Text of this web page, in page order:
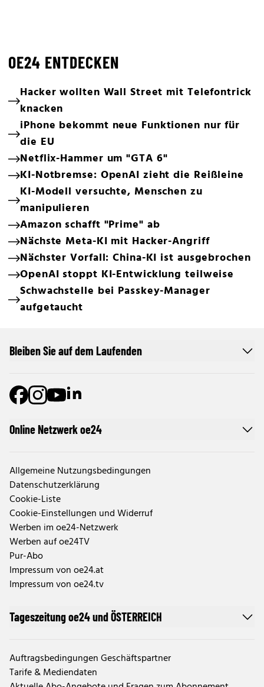
OE24 ENTDECKEN
Hacker wollten Wall Street mit Telefontrick
knacken
iPhone bekommt neue Funktionen nur für
die EU
Netflix-Hammer um "GTA 6"
KI-Notbremse: OpenAI zieht die Reißleine
KI-Modell versuchte, Menschen zu
manipulieren
Amazon schafft "Prime" ab
Nächste Meta-KI mit Hacker-Angriff
Nächster Vorfall: China-KI ist ausgebrochen
OpenAI stoppt KI-Entwicklung teilweise
Schwachstelle bei Passkey-Manager
aufgetaucht
Online Netzwerk oe24
Allgemeine Nutzungsbedingungen
Datenschutzerklärung
Cookie-Liste
Cookie-Einstellungen und Widerruf
Werben im oe24-Netzwerk
Werben auf oe24TV
Pur-Abo
Impressum von oe24.at
Impressum von oe24.tv
Tageszeitung oe24 und ÖSTERREICH
Auftragsbedingungen Geschäftspartner
Tarife & Mediendaten
Bleiben Sie auf dem Laufenden